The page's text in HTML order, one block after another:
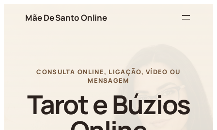
Mãe De Santo Online
CONSULTA ONLINE, LIGAÇÃO, VÍDEO OU
MENSAGEM
Tarot e Búzios